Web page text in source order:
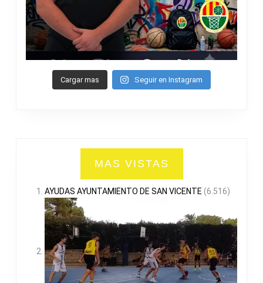
Cargar mas Seguir en Instagram
MAS VISTAS
AYUDAS AYUNTAMIENTO DE SAN VICENTE (6.516)